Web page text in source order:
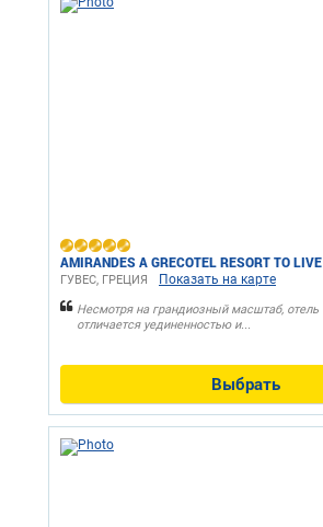
AMIRANDES A GRECOTEL RESORT TO LIVE
ГУВЕС, ГРЕЦИЯ Показать на карте
Несмотря на грандиозный масштаб, отель
отличается уединенностью и...
Выбрать